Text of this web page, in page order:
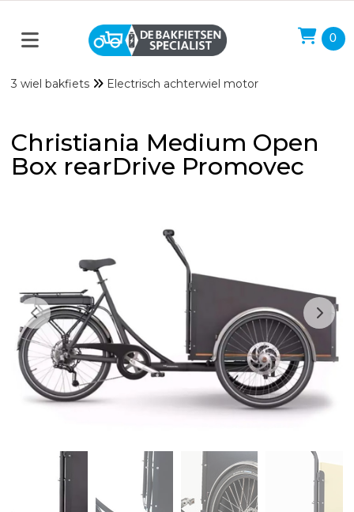
0
3 wiel bakfiets Electrisch achterwiel motor
Christiania Medium Open
Box rearDrive Promovec